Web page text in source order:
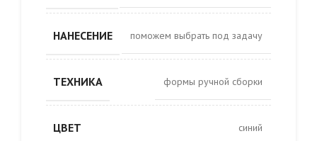
НАНЕСЕНИЕ поможем выбрать под задачу
ТЕХНИКА формы ручной сборки
ЦВЕТ cиний